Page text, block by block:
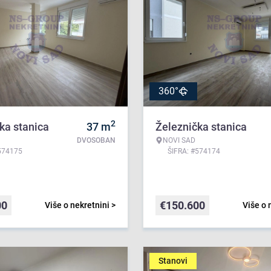
stanica 37 m2
DVOSOBAN
Više o nekretnini >
360°
Železnička stanica
NOVI SAD
ŠIFRA: #574174
Više o
€150.600
Stanovi